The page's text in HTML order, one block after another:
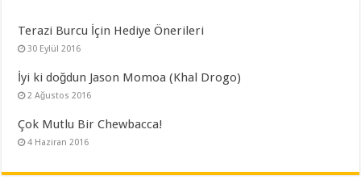
Terazi Burcu İçin Hediye Önerileri
30 Eylül 2016
İyi ki doğdun Jason Momoa (Khal Drogo)
2 Ağustos 2016
Çok Mutlu Bir Chewbacca!
4 Haziran 2016